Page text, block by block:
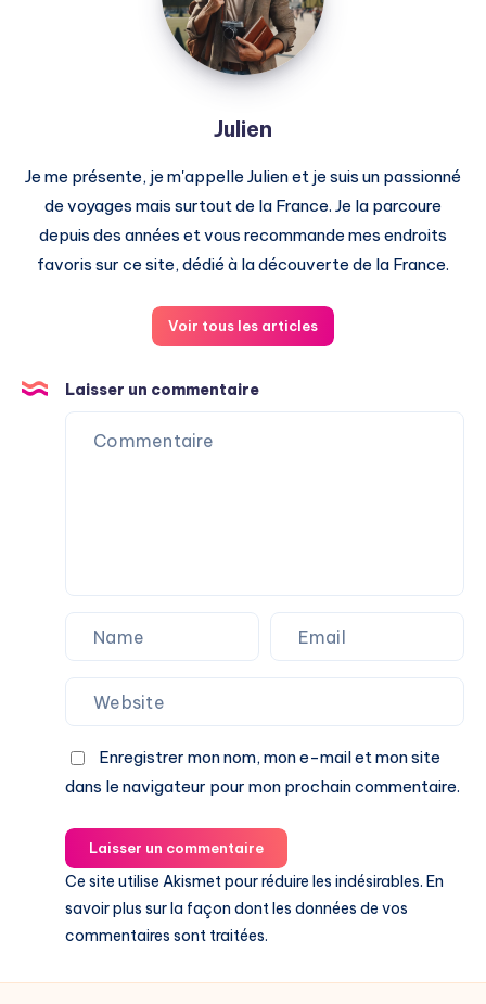
Julien
Je me présente, je m'appelle Julien et je suis un passionné
de voyages mais surtout de la France. Je la parcoure
depuis des années et vous recommande mes endroits
favoris sur ce site, dédié à la découverte de la France.
Voir tous les articles
Laisser un commentaire
Enregistrer mon nom, mon e-mail et mon site
dans le navigateur pour mon prochain commentaire.
Laisser un commentaire
Ce site utilise Akismet pour réduire les indésirables. En
savoir plus sur la façon dont les données de vos
commentaires sont traitées.